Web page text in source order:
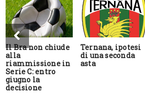
Il Bra non chiude
alla
riammissione in
Serie C: entro
giugno la
decisione
Ternana, ipotesi
di una seconda
asta